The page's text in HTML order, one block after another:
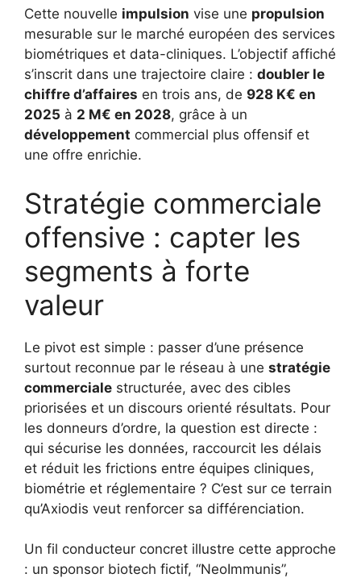
Cette nouvelle impulsion vise une propulsion
mesurable sur le marché européen des services
biométriques et data-cliniques. L’objectif affiché
s’inscrit dans une trajectoire claire : doubler le
chiffre d’affaires en trois ans, de 928 K€ en
2025 à 2 M€ en 2028, grâce à un
développement commercial plus offensif et
une offre enrichie.
Stratégie commerciale
offensive : capter les
segments à forte
valeur
Le pivot est simple : passer d’une présence
surtout reconnue par le réseau à une stratégie
commerciale structurée, avec des cibles
priorisées et un discours orienté résultats. Pour
les donneurs d’ordre, la question est directe :
qui sécurise les données, raccourcit les délais
et réduit les frictions entre équipes cliniques,
biométrie et réglementaire ? C’est sur ce terrain
qu’Axiodis veut renforcer sa différenciation.
Un fil conducteur concret illustre cette approche
: un sponsor biotech fictif, “NeoImmunis”,